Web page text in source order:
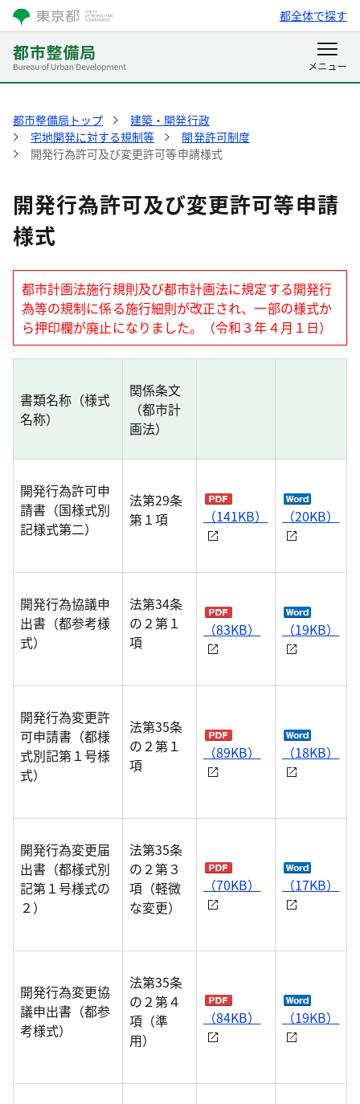
都全体で探す
都市整備局トップ
建築・開発行政
宅地開発に対する規制等
開発許可制度
開発行為許可及び変更許可等申請様式
開発行為許可及び変更許可等申請
様式
都市計画法施行規則及び都市計画法に規定する開発行
為等の規制に係る施行細則が改正され、一部の様式か
ら押印欄が廃止になりました。（令和３年４月１日）
書類名称（様式
名称）
関係条文
（都市計
画法）
開発行為許可申
請書（国様式別
記様式第二）
法第29条
第１項
（141KB） （20KB）
開発行為協議申
出書（都参考様
式）
法第34条
の２第１
項
（83KB） （19KB）
開発行為変更許
可申請書（都様
式別記第１号様
式）
法第35条
の２第１
項
（89KB） （18KB）
開発行為変更届
出書（都様式別
記第１号様式の
２）
法第35条
の２第３
項（軽微
な変更）
（70KB） （17KB）
開発行為変更協
議申出書（都参
考様式）
法第35条
の２第４
項（準
用）
（84KB） （19KB）